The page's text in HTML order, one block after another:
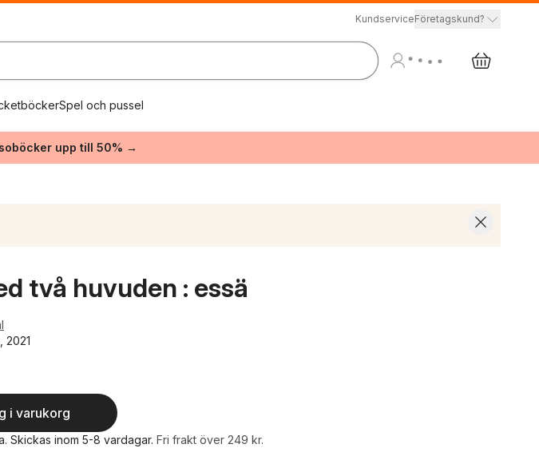
KundserviceFöretagskund?
Spel och pussel
upp till 50% →
två huvuden : essä
2021
i varukorg
Skickas inom 5-8 vardagar. Fri frakt över 249 kr.